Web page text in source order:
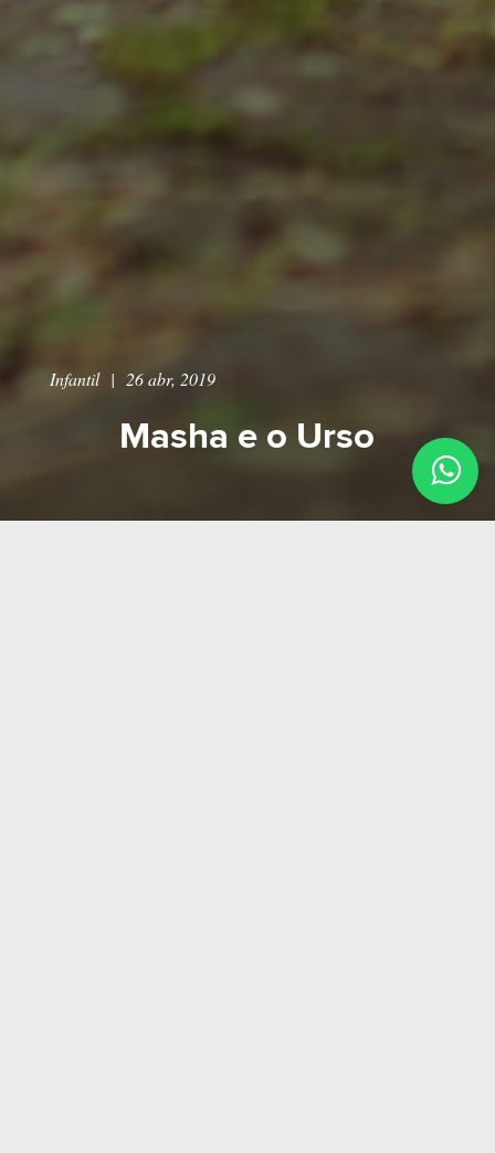
Infantil| 26 abr, 2019
Masha e o Urso